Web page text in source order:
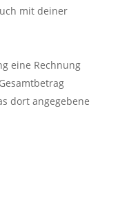
mit deiner
eine Rechnung
dort angegebene